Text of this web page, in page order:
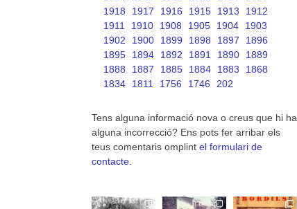
1918
1917 1916 1915 1913
1912
1911
1910 1908 1905 1904
1903
1902
1900 1899 1898 1897
1896
1895
1894 1892 1891 1890
1889
1888
1887 1885 1884 1883
1868
1834
1811 1756 1746 202
Tens alguna informació nova o creus que hi ha
alguna incorrecció? Ens pots fer arribar els
teus comentaris omplint el formulari de
contacte